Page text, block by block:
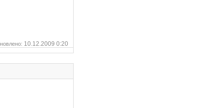
10.12.2009 0:20